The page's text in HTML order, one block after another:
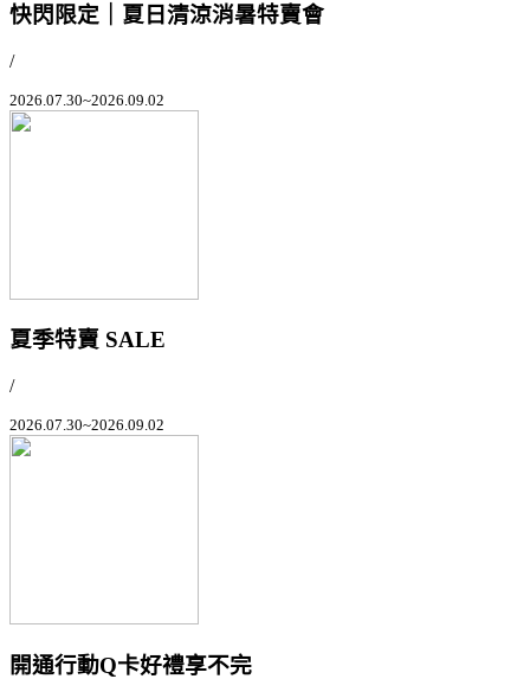
快閃限定｜夏日清涼消暑特賣會
/
2026.07.30~2026.09.02
夏季特賣 SALE
/
2026.07.30~2026.09.02
開通行動Q卡好禮享不完